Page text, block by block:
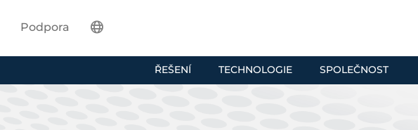
ŘEŠENÍ TECHNOLOGIE SPOLEČNOST
Podpora